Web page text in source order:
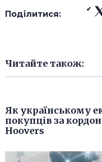
Поділитися:
Читайте також:
Як українському
покупців за
Hoovers